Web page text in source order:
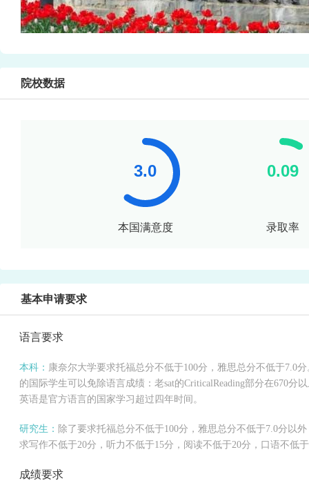
院校数据
本国满意度 录取率
基本申请要求
语言要求
本科： 康奈尔大学要求托福总分不低于100分，雅思总分不低于7.0
的国际学生可以免除语言成绩：老sat的CriticalReading部分在670分
英语是官方语言的国家学习超过四年时间。
研究生： 除了要求托福总分不低于100分，雅思总分不低于7.0分以
求写作不低于20分，听力不低于15分，阅读不低于20分，口语不低
成绩要求